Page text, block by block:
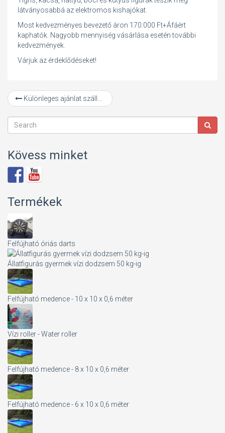
látványosabbá az elektromos kishajókat.
Most kedvezményes bevezető áron 170.000 Ft+Áfáért
kaphatók. Nagyobb mennyiség vásárlása esetén további
kedvezmények.
Várjuk az érdeklődéseket!
Különleges ajánlat szállodák részére
Kövess minket
Termékek
Felfújható óriás darts
Állatfigurás gyermek vízi dodzsem 50 kg-ig
Felfújható medence - 10 x 10 x 0,6 méter
Vízi roller - Water roller
Felfújható medence - 8 x 10 x 0,6 méter
Felfújható medence - 6 x 10 x 0,6 méter